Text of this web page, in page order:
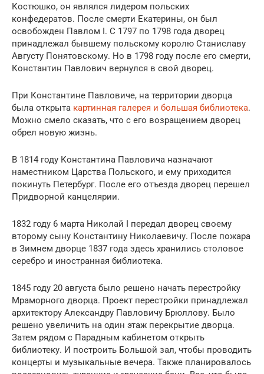
Костюшко, он являлся лидером польских
конфедератов. После смерти Екатерины, он был
освобожден Павлом I. С 1797 по 1798 года дворец
принадлежал бывшему польскому королю Станиславу
Августу Понятовскому. Но в 1798 году после его смерти,
Константин Павлович вернулся в свой дворец.
При Константине Павловиче, на территории дворца
была открыта картинная галерея и большая библиотека.
Можно смело сказать, что с его возращением дворец
обрел новую жизнь.
В 1814 году Константина Павловича назначают
наместником Царства Польского, и ему приходится
покинуть Петербург. После его отъезда дворец перешел
Придворной канцелярии.
1832 году 6 марта Николай І передал дворец своему
второму сыну Константину Николаевичу. После пожара
в Зимнем дворце 1837 года здесь хранились столовое
серебро и иностранная библиотека.
1845 году 20 августа было решено начать перестройку
Мраморного дворца. Проект перестройки принадлежал
архитектору Александру Павловичу Брюллову. Было
решено увеличить на один этаж перекрытие дворца.
Затем рядом с Парадным кабинетом открыть
библиотеку. И построить Большой зал, чтобы проводить
концерты и музыкальные вечера. Также планировалось